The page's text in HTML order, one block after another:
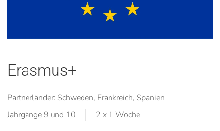
Erasmus+
Partnerländer: Schweden, Frankreich, Spanien
Jahrgänge 9 und 10
2 x 1 Woche